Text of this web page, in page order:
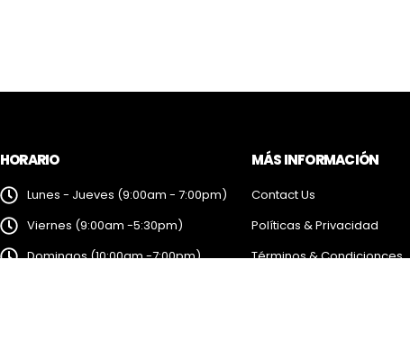
HORARIO
Lunes - Jueves (9:00am - 7:00pm)
Viernes (9:00am -5:30pm)
Domingos (10:00am -7:00pm)
MÁS INFORMACIÓN
Contact Us
Políticas & Privacidad
Términos & Condicionces